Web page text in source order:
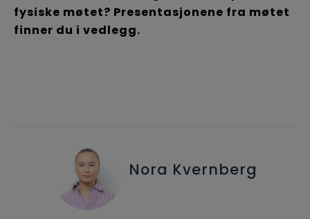
fysiske møtet? Presentasjonene fra møtet
finner du i vedlegg.
Nora Kvernberg